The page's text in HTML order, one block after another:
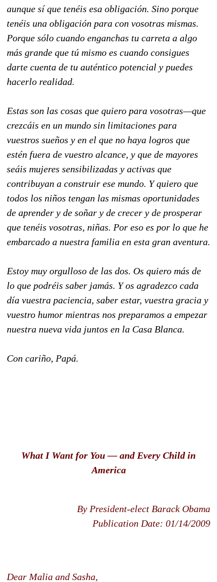
aunque sí que tenéis esa obligación. Sino porque
tenéis una obligación para con vosotras mismas.
Porque sólo cuando enganchas tu carreta a algo
más grande que tú mismo es cuando consigues
darte cuenta de tu auténtico potencial y puedes
hacerlo realidad.
Estas son las cosas que quiero para vosotras—que
crezcáis en un mundo sin limitaciones para
vuestros sueños y en el que no haya logros que
estén fuera de vuestro alcance, y que de mayores
seáis mujeres sensibilizadas y activas que
contribuyan a construir ese mundo. Y quiero que
todos los niños tengan las mismas oportunidades
de aprender y de soñar y de crecer y de prosperar
que tenéis vosotras, niñas. Por eso es por lo que he
embarcado a nuestra familia en esta gran aventura.
Estoy muy orgulloso de las dos. Os quiero más de
lo que podréis saber jamás. Y os agradezco cada
día vuestra paciencia, saber estar, vuestra gracia y
vuestro humor mientras nos preparamos a empezar
nuestra nueva vida juntos en la Casa Blanca.
Con cariño, Papá.
What I Want for You — and Every Child in
America
By President-elect Barack Obama
Publication Date: 01/14/2009
Dear Malia and Sasha,